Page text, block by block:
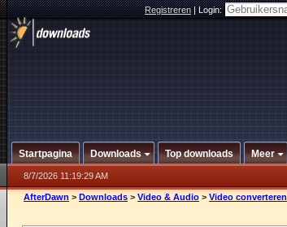
Registreren|Login:
Startpagina Downloads Top downloads Meer
8/7/2026 11:19:29 AM
AfterDawn > Downloads > Video & Audio > Video converteren